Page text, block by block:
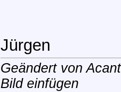
Jürgen
Geändert von
Bild einfügen